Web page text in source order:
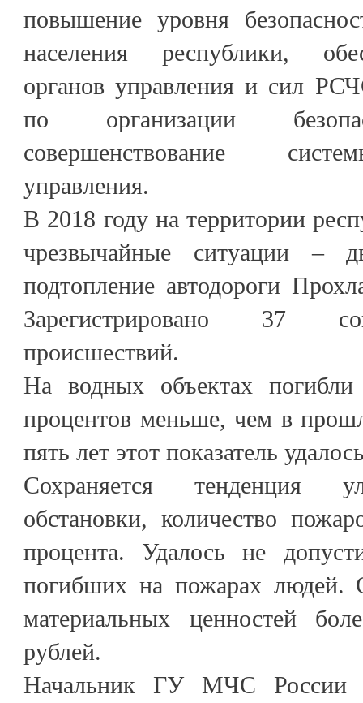
повышение уровня
населения республики,
органов управления и сил
по организации
совершенствование
управления.
В 2018 году на территории
чрезвычайные ситуации
подтопление автодороги
Зарегистрировано 37
происшествий.
На водных объектах
процентов меньше, чем в
пять лет этот показатель
Сохраняется тенденция
обстановки, количество
процента. Удалось не
погибших на пожарах людей.
материальных ценностей
рублей.
Начальник ГУ МЧС